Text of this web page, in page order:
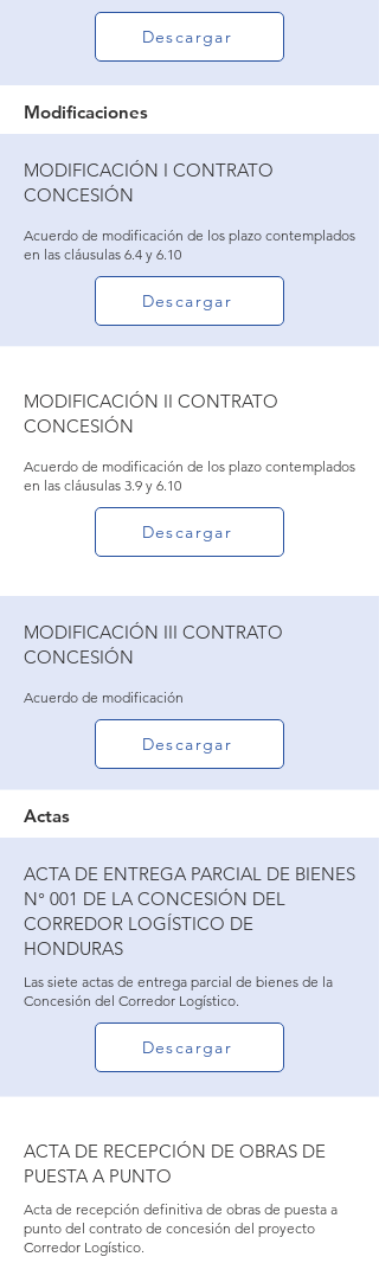
Descargar
Modificaciones
MODIFICACIÓN I CONTRATO
CONCESIÓN
Acuerdo de modificación de los plazo contemplados
en las cláusulas 6.4 y 6.10
Descargar
MODIFICACIÓN II CONTRATO
CONCESIÓN
Acuerdo de modificación de los plazo contemplados
en las cláusulas 3.9 y 6.10
Descargar
MODIFICACIÓN III CONTRATO
CONCESIÓN
Acuerdo de modificación
Descargar
Actas
ACTA DE ENTREGA PARCIAL DE BIENES
N° 001 DE LA CONCESIÓN DEL
CORREDOR LOGÍSTICO DE
HONDURAS
Las siete actas de entrega parcial de bienes de la
Concesión del Corredor Logístico.
Descargar
ACTA DE RECEPCIÓN DE OBRAS DE
PUESTA A PUNTO
Acta de recepción definitiva de obras de puesta a
punto del contrato de concesión del proyecto
Corredor Logístico.